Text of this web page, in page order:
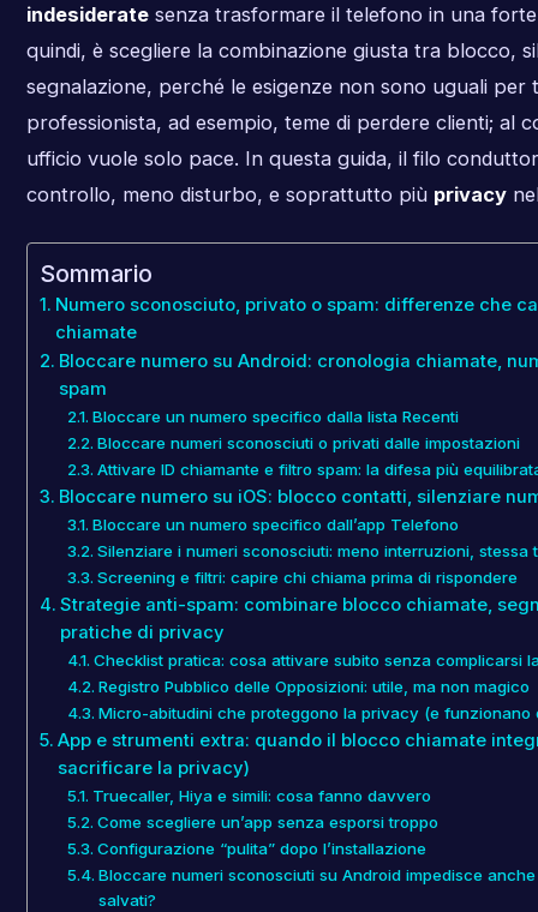
indesideratesenza trasformare il telefono in una
quindi, è scegliere la combinazione giusta tra blocco,
segnalazione, perché le esigenze non sono uguali per
professionista, ad esempio, teme di perdere clienti; al
ufficio vuole solo pace. In questa guida, il filo
controllo, meno disturbo, e soprattutto più privacy
Sommario
Numero sconosciuto, privato o spam: differenze che
chiamate
Bloccare numero su Android: cronologia chiamate,
spam
Bloccare un numero specifico dalla lista Recenti
Bloccare numeri sconosciuti o privati dalle impostazioni
Attivare ID chiamante e filtro spam: la difesa più
Bloccare numero su iOS: blocco contatti, silenziare
Bloccare un numero specifico dall’app Telefono
Silenziare i numeri sconosciuti: meno interruzioni, stessa
Screening e filtri: capire chi chiama prima di rispondere
Strategie anti-spam: combinare blocco chiamate,
pratiche di privacy
Checklist pratica: cosa attivare subito senza complicarsi
Registro Pubblico delle Opposizioni: utile, ma non magico
Micro-abitudini che proteggono la privacy (e funzionano
App e strumenti extra: quando il blocco chiamate
sacrificare la privacy)
Truecaller, Hiya e simili: cosa fanno davvero
Come scegliere un’app senza esporsi troppo
Configurazione “pulita” dopo l’installazione
Bloccare numeri sconosciuti su Android impedisce
salvati?